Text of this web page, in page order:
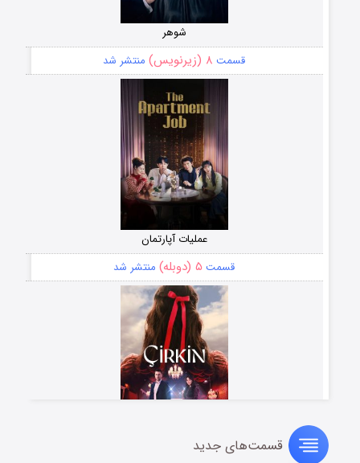
شوهر
قسمت ۸ (زیرنویس) منتشر شد
عملیات آپارتمان
قسمت ۵ (دوبله) منتشر شد
سریال زشتقسمت‌های جدید